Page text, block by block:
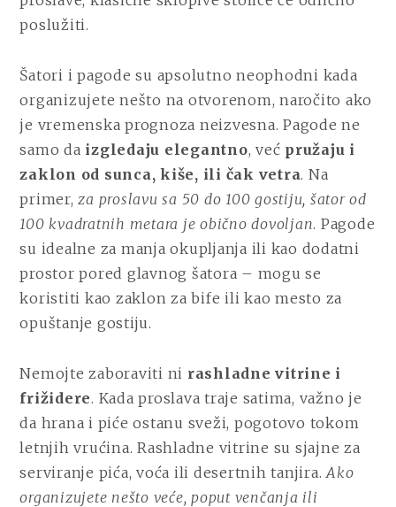
poslužiti.
Šatori i pagode su apsolutno neophodni kada
organizujete nešto na otvorenom, naročito ako
je vremenska prognoza neizvesna. Pagode ne
samo da izgledaju elegantno, već pružaju i
zaklon od sunca, kiše, ili čak vetra. Na
primer, za proslavu sa 50 do 100 gostiju, šator od
100 kvadratnih metara je obično dovoljan. Pagode
su idealne za manja okupljanja ili kao dodatni
prostor pored glavnog šatora – mogu se
koristiti kao zaklon za bife ili kao mesto za
opuštanje gostiju.
Nemojte zaboraviti ni rashladne vitrine i
frižidere. Kada proslava traje satima, važno je
da hrana i piće ostanu sveži, pogotovo tokom
letnjih vrućina. Rashladne vitrine su sjajne za
serviranje pića, voća ili desertnih tanjira.Ako
organizujete nešto veće, poput venčanja ili